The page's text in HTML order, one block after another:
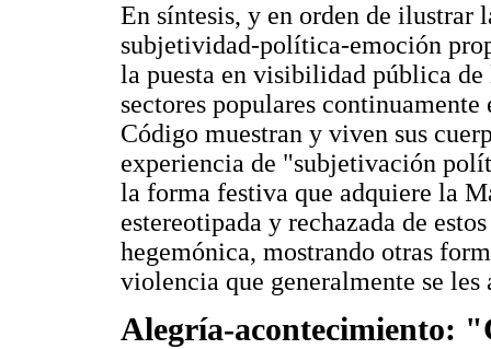
En síntesis, y en orden de ilustrar
subjetividad-política-emoción
la puesta en visibilidad pública
sectores populares
Código muestran y viven sus
experiencia de "subjetivación
la forma festiva que adquiere la
estereotipada y rechazada de
hegemónica, mostrando otras
violencia que generalmente se les
Alegría-acontecimiento: